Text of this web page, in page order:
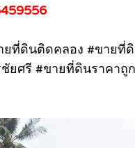
ที่ดินติดคลอง #ขายที่
ยศรี #ขายที่ดินราคาถู